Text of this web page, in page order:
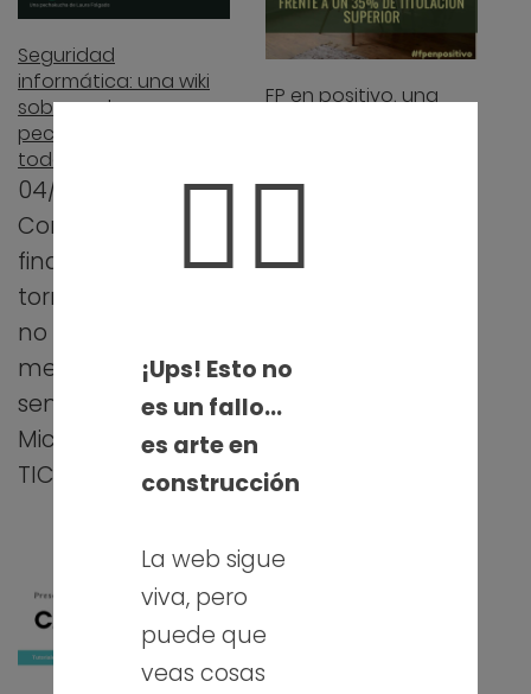
Seguridad
informática: una wiki
sobre malware y
pechakuchas para
todos
04/06/2019
Como todos los
finales de curso
tormentosos, este
no iba a ser
menos: cierre del
seminario de
Microformación
TIC, exámenes…
FP en positivo, una
semana os hablé
lo hice a través de
una fantástica
🤦‍♀️
¡Ups! Esto no
es un fallo…
es arte en
construcción
La web sigue
viva, pero
puede que
veas cosas